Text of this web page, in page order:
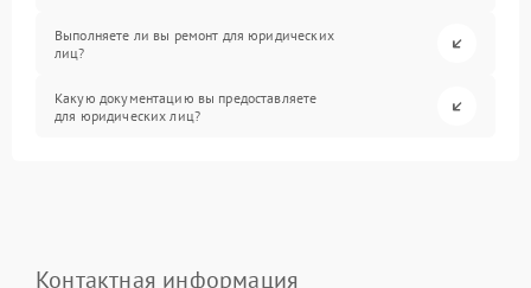
Выполняете ли вы ремонт для юридических
лиц?
Какую документацию вы предоставляете
для юридических лиц?
Контактная информация